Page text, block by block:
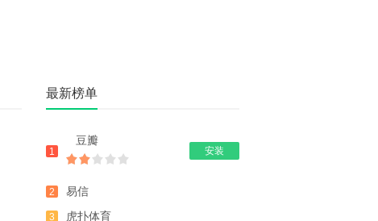
最新榜单
1
豆瓣
安装
2 易信
3 虎扑体育